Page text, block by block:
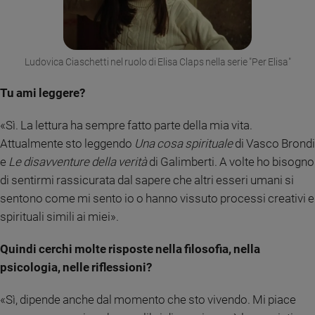
Ludovica Ciaschetti nel ruolo di Elisa Claps nella serie "Per Elisa"
Tu ami leggere?
«Sì. La lettura ha sempre fatto parte della mia vita.
Attualmente sto leggendo Una cosa spiritualedi Vasco Brondi
e Le disavventure della veritàdi Galimberti. A volte ho bisogno
di sentirmi rassicurata dal sapere che altri esseri umani si
sentono come mi sento io o hanno vissuto processi creativi e
spirituali simili ai miei».
Quindi cerchi molte risposte nella filosofia, nella
psicologia, nelle riflessioni?
«Sì, dipende anche dal momento che sto vivendo. Mi piace